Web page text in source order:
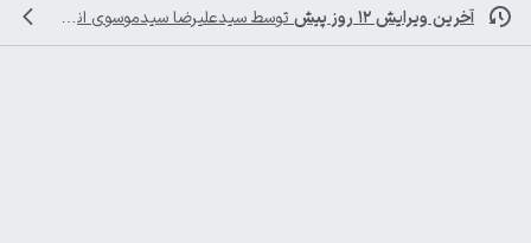
آخرین ویرایش ۱۲ روز پیش توسط سیدعلیرضا سیدموسوی انجام شده است